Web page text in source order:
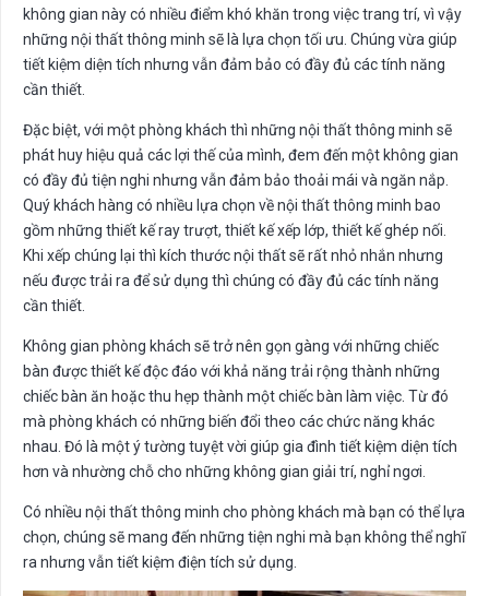
không gian này có nhiều điểm khó khăn trong việc trang trí, vì vậy
những nội thất thông minh sẽ là lựa chọn tối ưu. Chúng vừa giúp
tiết kiệm diện tích nhưng vẫn đảm bảo có đầy đủ các tính năng
cần thiết.
Đặc biệt, với một phòng khách thì những nội thất thông minh sẽ
phát huy hiệu quả các lợi thế của mình, đem đến một không gian
có đầy đủ tiện nghi nhưng vẫn đảm bảo thoải mái và ngăn nắp.
Quý khách hàng có nhiều lựa chọn về nội thất thông minh bao
gồm những thiết kế ray trượt, thiết kế xếp lớp, thiết kế ghép nối.
Khi xếp chúng lại thì kích thước nội thất sẽ rất nhỏ nhắn nhưng
nếu được trải ra để sử dụng thì chúng có đầy đủ các tính năng
cần thiết.
Không gian phòng khách sẽ trở nên gọn gàng với những chiếc
bàn được thiết kế độc đáo với khả năng trải rộng thành những
chiếc bàn ăn hoặc thu hẹp thành một chiếc bàn làm việc. Từ đó
mà phòng khách có những biến đổi theo các chức năng khác
nhau. Đó là một ý tường tuyệt vời giúp gia đình tiết kiệm diện tích
hơn và nhường chỗ cho những không gian giải trí, nghỉ ngơi.
Có nhiều nội thất thông minh cho phòng khách mà bạn có thể lựa
chọn, chúng sẽ mang đến những tiện nghi mà bạn không thể nghĩ
ra nhưng vẫn tiết kiệm điện tích sử dụng.